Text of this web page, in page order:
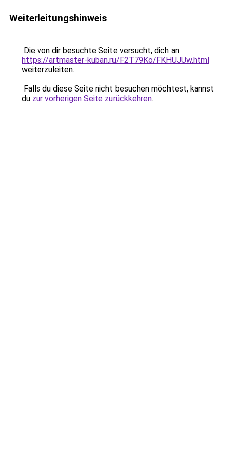
Weiterleitungshinweis
Die von dir besuchte Seite versucht, dich an
https://artmaster-kuban.ru/F2T79Ko/FKHUJUw.html
weiterzuleiten.
Falls du diese Seite nicht besuchen möchtest, kannst
du zur vorherigen Seite zurückkehren.